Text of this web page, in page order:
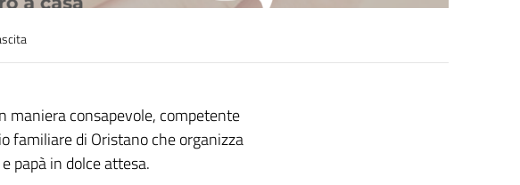
maniera consapevole, competente
familiare di Oristano che organizza
papà in dolce attesa.